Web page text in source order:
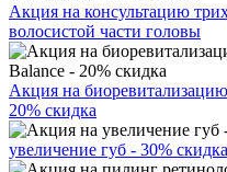
Акция на консультацию
волосистой части головы
Акция на
20% скидка
увеличение губ - 30% скидка